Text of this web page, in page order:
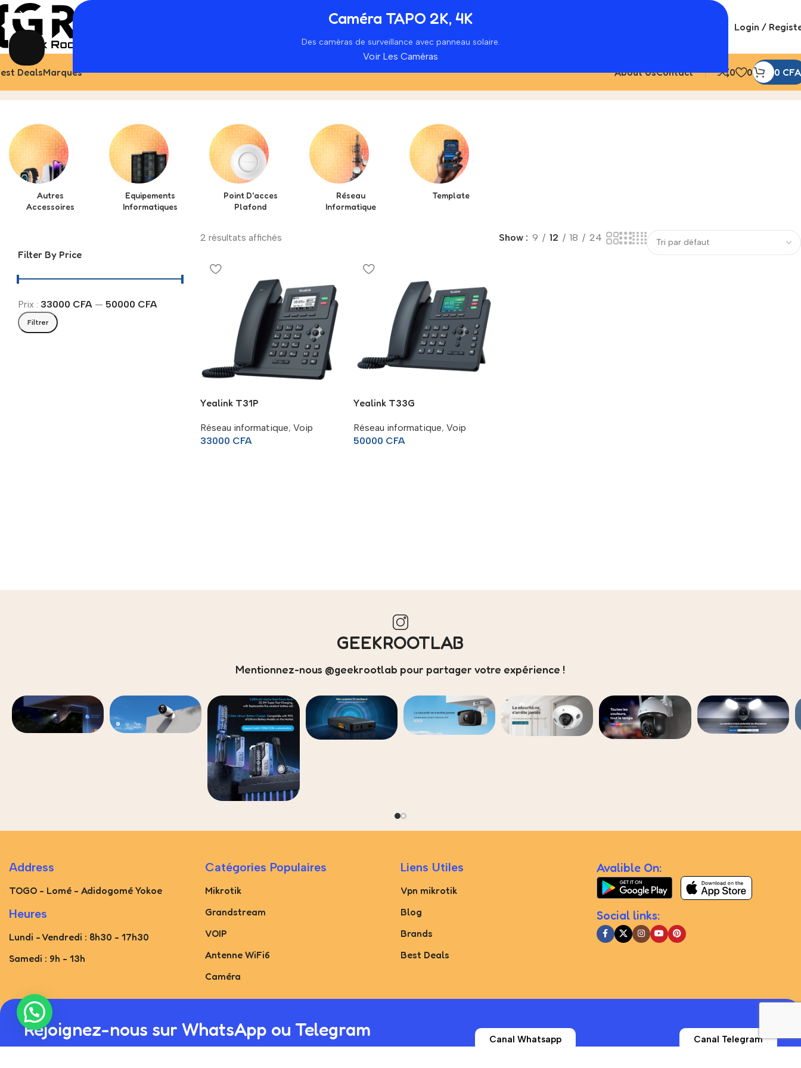
Caméra TAPO 2K, 4K
Des caméras de surveillance avec panneau solaire.
Voir Les Caméras
Login /
DealsMarques About UsContact 0 0 0 CFA
Autres
Accessoires
Equipements
Informatiques
Point D'acces
Plafond
Réseau
Informatique
Template
Filter By Price
Filtrer
Prix : 33000 CFA — 50000 CFA
2 résultats affichés Show 9 12 18 24
Yealink T31P
Réseau informatique, Voip
33000 CFA
Yealink T33G
Réseau informatique, Voip
50000 CFA
GEEKROOTLAB
Mentionnez-nous @geekrootlab pour partager votre expérience !
Address
TOGO - Lomé - Adidogomé Yokoe
Heures
Lundi - Vendredi : 8h30 - 17h30
Samedi : 9h - 13h
Catégories Populaires
Mikrotik
Grandstream
VOIP
Antenne WiFi6
Caméra
Liens Utiles
Vpn mikrotik
Blog
Brands
Best Deals
Avalible On:
Social links:
Rejoignez-nous sur WhatsApp ou Telegram Canal Whatsapp Canal Telegram